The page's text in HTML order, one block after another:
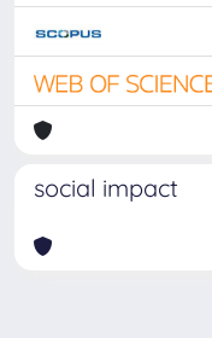
social impact